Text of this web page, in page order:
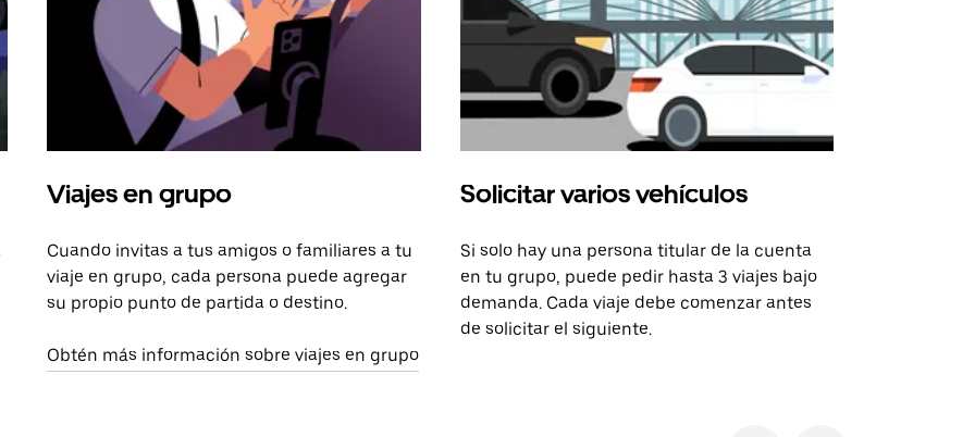
Viajes en grupo
Cuando invitas a tus amigos o familiares a tu
viaje en grupo, cada persona puede agregar
su propio punto de partida o destino.
Obtén más información sobre viajes en grupo
Solicitar varios vehículos
Si solo hay una persona titular de la cuenta
en tu grupo, puede pedir hasta 3 viajes bajo
demanda. Cada viaje debe comenzar antes
de solicitar el siguiente.